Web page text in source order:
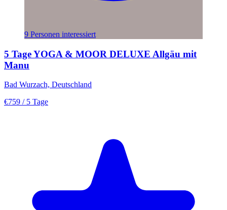
9 Personen interessiert
5 Tage YOGA & MOOR DELUXE Allgäu mit
Manu
Bad Wurzach, Deutschland
€759 / 5 Tage